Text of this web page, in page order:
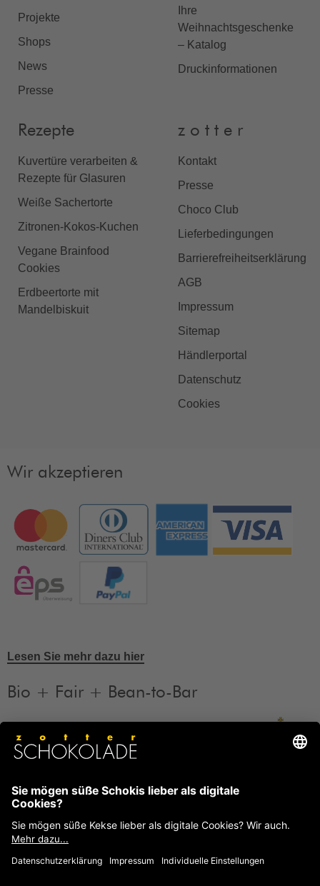
Projekte
Shops
News
Presse
Ihre
Weihnachtsgeschenke
– Katalog
Druckinformationen
Rezepte
Kuvertüre verarbeiten &
Rezepte für Glasuren
Weiße Sachertorte
Zitronen-Kokos-Kuchen
Vegane Brainfood
Cookies
Erdbeertorte mit
Mandelbiskuit
z o t t e r
Kontakt
Presse
Choco Club
Lieferbedingungen
Barrierefreiheitserklärung
AGB
Impressum
Sitemap
Händlerportal
Datenschutz
Cookies
Wir akzeptieren
Lesen Sie mehr dazu hier
Bio + Fair + Bean-to-Bar
Informationen
FAQ